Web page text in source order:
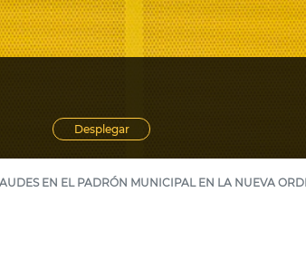
Desplegar
EN EL PADRÓN MUNICIPAL EN LA NUEVA